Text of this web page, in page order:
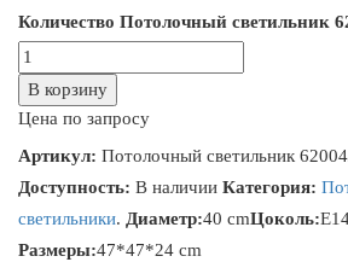
Количество Потолочный светильник
В корзину
Цена по запросу
Артикул: Потолочный светильник
Доступность: В наличии Категория:
светильники. Диаметр:40 cmЦоколь:
Размеры:47*47*24 cm